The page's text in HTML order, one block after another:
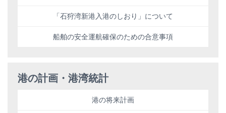
「石狩湾新港入港のしおり」について
船舶の安全運航確保のための合意事項
港の計画・港湾統計
港の将来計画